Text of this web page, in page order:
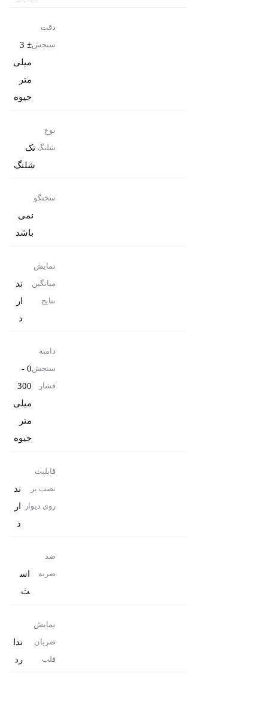
دقت
سنجش
± 3
میلی
متر
جیوه
نوع
شلنگ تک
شلنگ
سخنگو
نمی
باشد
نمایش
میانگین
نتایج
ند
ار
د
دامنه
سنجش
فشار
0 -
300
میلی
متر
جیوه
قابلیت
نصب بر
روی دیوار
ند
ار
د
ضد
ضربه
اس
ت
نمایش
ضربان
قلب
ندا
رد